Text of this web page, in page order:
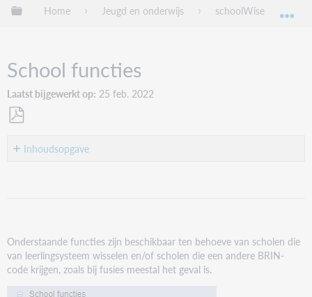
Uitklappen/inklappen van globale hiërarchie
Home Jeugd en onderwijs schoolWise
School functies
Laatst bijgewerkt op 25 feb. 2022
PDFInhoudsopgave
Deblokkeren
EDUB-
passen
na
Onderstaande functies zijn beschikbaar ten behoeve van scholen die
van leerlingsysteem wisselen en/of scholen die een andere BRIN-
code krijgen, zoals bij fusies meestal het geval is.